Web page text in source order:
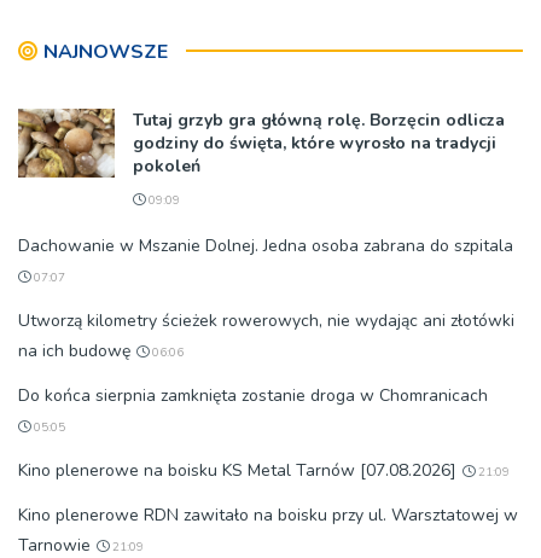
NAJNOWSZE
Tutaj grzyb gra główną rolę. Borzęcin odlicza
godziny do święta, które wyrosło na tradycji
pokoleń
09:09
Dachowanie w Mszanie Dolnej. Jedna osoba zabrana do szpitala
07:07
Utworzą kilometry ścieżek rowerowych, nie wydając ani złotówki
na ich budowę
06:06
Do końca sierpnia zamknięta zostanie droga w Chomranicach
05:05
Kino plenerowe na boisku KS Metal Tarnów [07.08.2026] 21:09
Kino plenerowe RDN zawitało na boisku przy ul. Warsztatowej w
Tarnowie
21:09